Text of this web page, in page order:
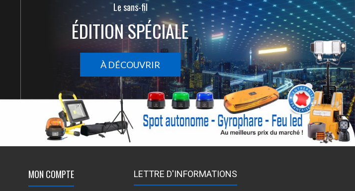
Le sans-fil
ÉDITION SPÉCIALE
À DÉCOUVRIR
MON COMPTE LETTRE D'INFORMATIONS